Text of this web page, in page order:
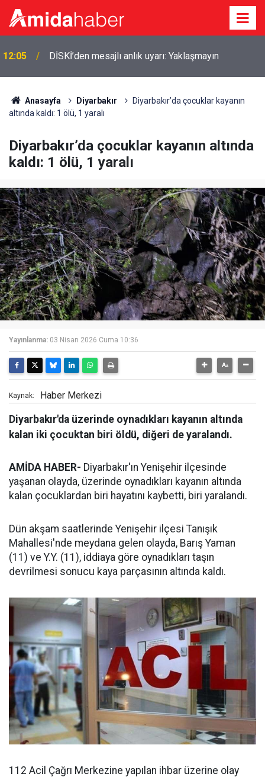
12:05 DİSKİ’den mesajlı anlık uyarı: Yaklaşmayın
Anasayfa Diyarbakır
Diyarbakır’da çocuklar kayanın
altında kaldı: 1 ölü, 1 yaralı
Diyarbakır’da çocuklar kayanın altında
kaldı: 1 ölü, 1 yaralı
Yayınlanma: 03 Nisan 2026 Cuma 10:36
Kaynak: Haber Merkezi
Diyarbakır'da üzerinde oynadıkları kayanın altında
kalan iki çocuktan biri öldü, diğeri de yaralandı.
AMİDA HABER- Diyarbakır'ın Yenişehir ilçesinde
yaşanan olayda, üzerinde oynadıkları kayanın altında
kalan çocuklardan biri hayatını kaybetti, biri yaralandı.
Dün akşam saatlerinde Yenişehir ilçesi Tanışık
Mahallesi'nde meydana gelen olayda, Barış Yaman
(11) ve Y.Y. (11), iddiaya göre oynadıkları taşın
devrilmesi sonucu kaya parçasının altında kaldı.
112 Acil Çağrı Merkezine yapılan ihbar üzerine olay